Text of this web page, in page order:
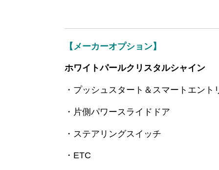
【メーカーオプション】
ホワイトパールクリスタルシャイン
・プッシュスタート＆スマートエント
・片側パワースライドドア
・ステアリングスイッチ
・ETC